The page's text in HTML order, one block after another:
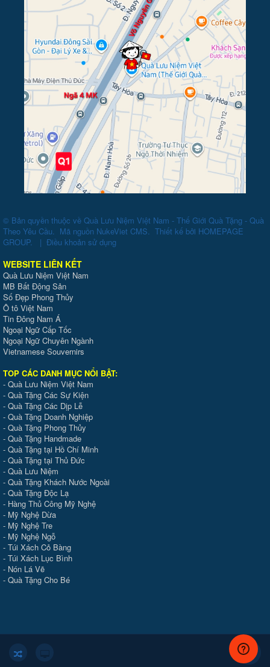
© Bản quyền thuộc về Quà Lưu Niệm Việt Nam - Thế Giới Quà Tặng - Quà
Theo Yêu Cầu. Mã nguồn NukeViet CMS. Thiết kế bởi HOMEPAGE
GROUP. | Điều khoản sử dụng
WEBSITE LIÊN KẾT
Quà Lưu Niệm Việt Nam
MB Bất Động Sản
Số Đẹp Phong Thủy
Ô tô Việt Nam
Tin Đông Nam Á
Ngoại Ngữ Cấp Tốc
Ngoại Ngữ Chuyên Ngành
Vietnamese Souvernirs
TOP CÁC DANH MỤC NỔI BẬT:
- Quà Lưu Niệm Việt Nam
- Quà Tặng Các Sự Kiện
- Quà Tặng Các Dịp Lễ
- Quà Tặng Doanh Nghiệp
- Quà Tặng Phong Thủy
- Quà Tặng Handmade
- Quà Tặng tại Hồ Chí Minh
- Quà Tặng tại Thủ Đức
- Quà Lưu Niệm
- Quà Tặng Khách Nước Ngoài
- Quà Tặng Độc Lạ
- Hàng Thủ Công Mỹ Nghệ
- Mỹ Nghệ Dừa
- Mỹ Nghệ Tre
- Mỹ Nghệ Ngỗ
- Túi Xách Cỏ Bàng
- Túi Xách Lục Bình
- Nón Lá Vẽ
- Quà Tặng Cho Bé